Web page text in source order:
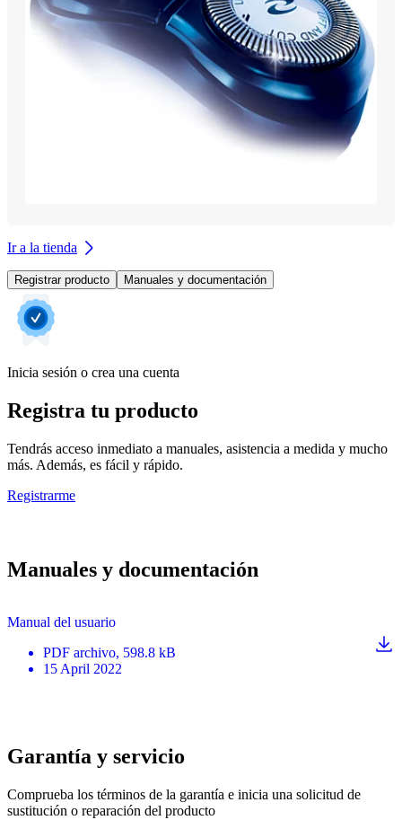
Ir a la tienda
Registrar producto Manuales y documentación
Inicia sesión o crea una cuenta
Registra tu producto
Tendrás acceso inmediato a manuales, asistencia a medida y mucho
más. Además, es fácil y rápido.
Registrarme
Manuales y documentación
Manual del usuario
PDF archivo, 598.8 kB
15 April 2022
Garantía y servicio
Comprueba los términos de la garantía e inicia una solicitud de
sustitución o reparación del producto